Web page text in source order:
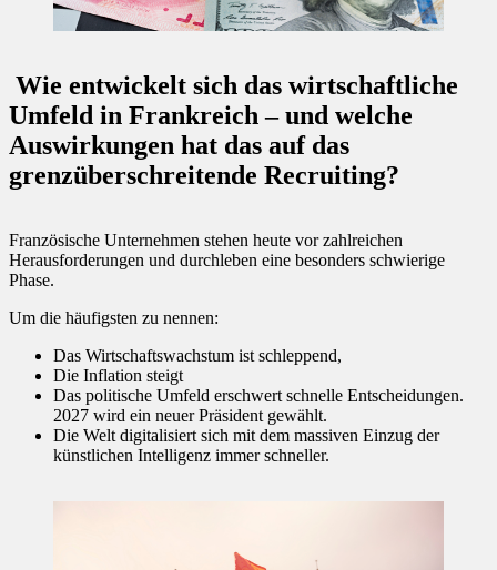
Wie entwickelt sich das wirtschaftliche
Umfeld in Frankreich – und welche
Auswirkungen hat das auf das
grenzüberschreitende Recruiting?
Französische Unternehmen stehen heute vor zahlreichen
Herausforderungen und durchleben eine besonders schwierige
Phase.
Um die häufigsten zu nennen:
Das Wirtschaftswachstum ist schleppend,
Die Inflation steigt
Das politische Umfeld erschwert schnelle Entscheidungen.
2027 wird ein neuer Präsident gewählt.
Die Welt digitalisiert sich mit dem massiven Einzug der
künstlichen Intelligenz immer schneller.